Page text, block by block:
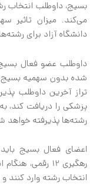
می‌کند. میزان تاثیر
دانشگاه آزاد برای
تراز آخرین داوطلب
پزشکی را دریافت کند،
رشته‌ها پذیرفته خواهد
اعضای فعال بسیج
رهگیری 12
انتخاب رشته وارد کنند